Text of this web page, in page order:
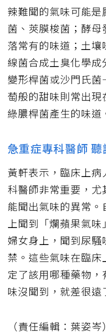
辣難聞的氣味可能
菌、莢膜梭菌；酵
落常有的味道；土
線菌合成土臭化學
變形桿菌或沙門氏
萄般的甜味則常出
綠膿桿菌產生的味道
急重症專科醫師
黃軒表示，臨床上
科醫師非常重要，
能聞出氣味的異常。
上聞到「爛蘋果氣
婦女身上，聞到尿
禁。這些氣味在臨
定了該用哪種藥物
味沒聞到，就差很遠
（責任編輯：葉姿岑）